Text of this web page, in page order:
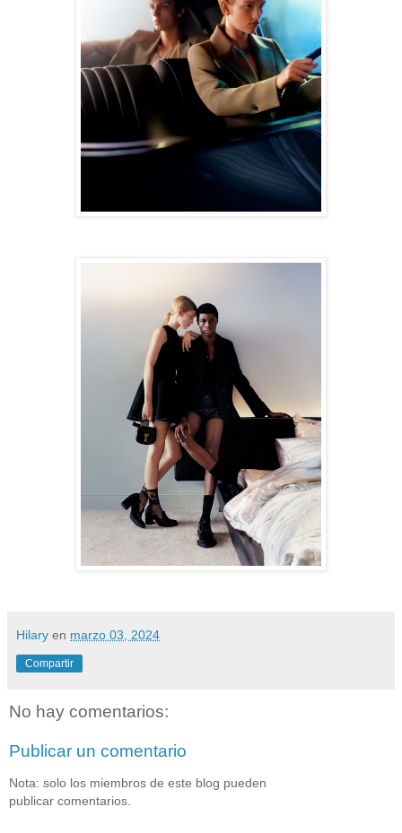
Hilary en marzo 03, 2024
Compartir
No hay comentarios:
Publicar un comentario
Nota: solo los miembros de este blog pueden
publicar comentarios.